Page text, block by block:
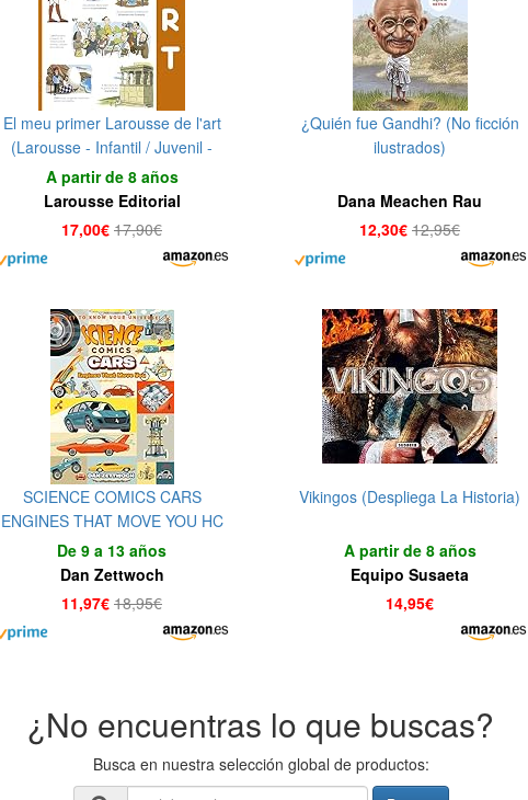
El meu primer Larousse de l'art
(Larousse - Infantil / Juvenil -
Catalán - A Partir De 8 Años)
A partir de 8 años
Larousse Editorial
17,00€ 17,90€
¿Quién fue Gandhi? (No ficción
ilustrados)
Dana Meachen Rau
12,30€ 12,95€
SCIENCE COMICS CARS
ENGINES THAT MOVE YOU HC
De 9 a 13 años
Dan Zettwoch
11,97€ 18,95€
Vikingos (Despliega La Historia)
A partir de 8 años
Equipo Susaeta
14,95€
¿No encuentras lo que buscas?
Busca en nuestra selección global de productos: